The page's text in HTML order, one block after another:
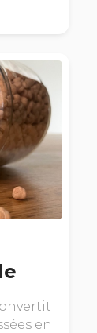
en